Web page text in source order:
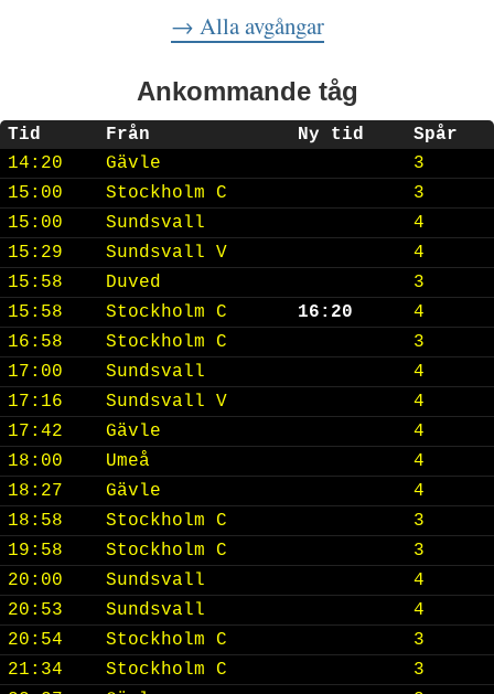
→ Alla avgångar
Ankommande tåg
Tid Från Ny tid
Spår
14:20
Gävle
3
15:00
Stockholm C
3
15:00
Sundsvall
4
15:29
Sundsvall V
4
15:58
Duved
3
15:58
Stockholm C 16:20
4
16:58
Stockholm C
3
17:00
Sundsvall
4
17:16
Sundsvall V
4
17:42
Gävle
4
18:00
Umeå
4
18:27
Gävle
4
18:58
Stockholm C
3
19:58
Stockholm C
3
20:00
Sundsvall
4
20:53
Sundsvall
4
20:54
Stockholm C
3
21:34
Stockholm C
3